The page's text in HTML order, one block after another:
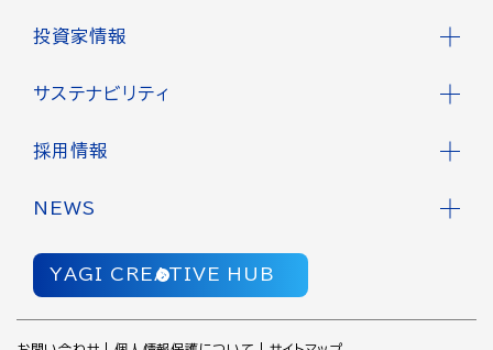
投資家情報
サステナビリティ
採用情報
NEWS
YAGI CREATIVE HUB